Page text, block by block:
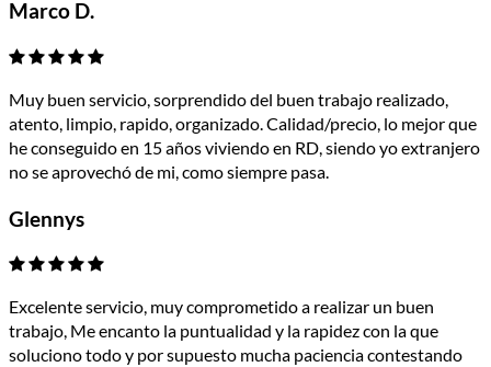
Marco D.
Muy buen servicio, sorprendido del buen trabajo realizado,
atento, limpio, rapido, organizado. Calidad/precio, lo mejor que
he conseguido en 15 años viviendo en RD, siendo yo extranjero
no se aprovechó de mi, como siempre pasa.
Glennys
Excelente servicio, muy comprometido a realizar un buen
trabajo, Me encanto la puntualidad y la rapidez con la que
soluciono todo y por supuesto mucha paciencia contestando